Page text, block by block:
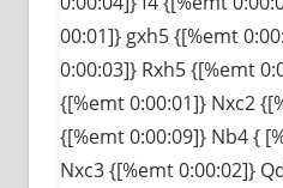
00:01]} gxh5 {[%emt
0:00:03]} Rxh5 {[%emt
{[%emt 0:00:01]} Nxc2
{[%emt 0:00:09]} Nb4 {
Nxc3 {[%emt 0:00:02]}